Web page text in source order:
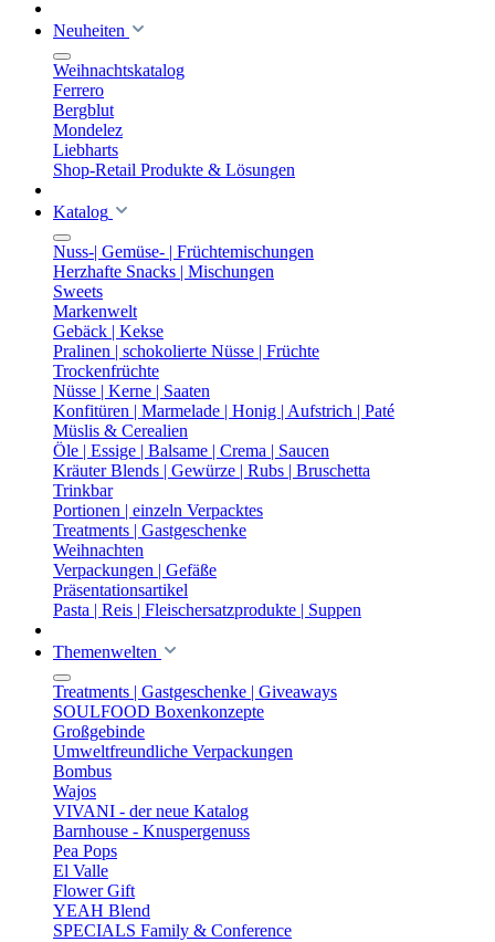
Neuheiten
Weihnachtskatalog
Ferrero
Bergblut
Mondelez
Liebharts
Shop-Retail Produkte & Lösungen
Katalog
Nuss-| Gemüse- | Früchtemischungen
Herzhafte Snacks | Mischungen
Sweets
Markenwelt
Gebäck | Kekse
Pralinen | schokolierte Nüsse | Früchte
Trockenfrüchte
Nüsse | Kerne | Saaten
Konfitüren | Marmelade | Honig | Aufstrich | Paté
Müslis & Cerealien
Öle | Essige | Balsame | Crema | Saucen
Kräuter Blends | Gewürze | Rubs | Bruschetta
Trinkbar
Portionen | einzeln Verpacktes
Treatments | Gastgeschenke
Weihnachten
Verpackungen | Gefäße
Präsentationsartikel
Pasta | Reis | Fleischersatzprodukte | Suppen
Themenwelten
Treatments | Gastgeschenke | Giveaways
SOULFOOD Boxenkonzepte
Großgebinde
Umweltfreundliche Verpackungen
Bombus
Wajos
VIVANI - der neue Katalog
Barnhouse - Knuspergenuss
Pea Pops
El Valle
Flower Gift
YEAH Blend
SPECIALS Family & Conference